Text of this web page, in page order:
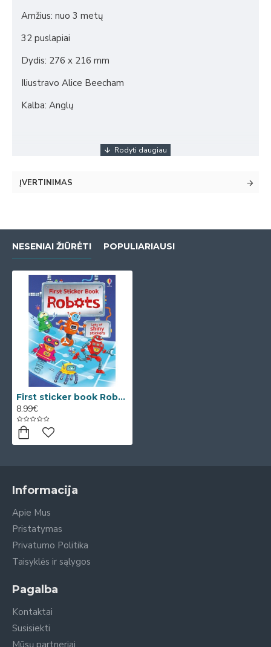
Amžius: nuo 3 metų
32 puslapiai
Dydis: 276 x 216 mm
Iliustravo Alice Beecham
Kalba: Anglų
ĮVERTINIMAS
NESENIAI ŽIŪRĖTI POPULIARIAUSI
First sticker book Robots (Lipdukų knyga)
8.99€
Informacija
Apie Mus
Pristatymas
Privatumo Politika
Taisyklės ir sąlygos
Pagalba
Kontaktai
Susisiekti
Mūsų partneriai